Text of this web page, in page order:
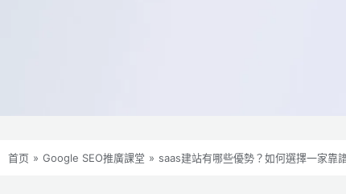
首页 » Google SEO推廣課堂 » saas建站有哪些優勢？如何選擇一家靠